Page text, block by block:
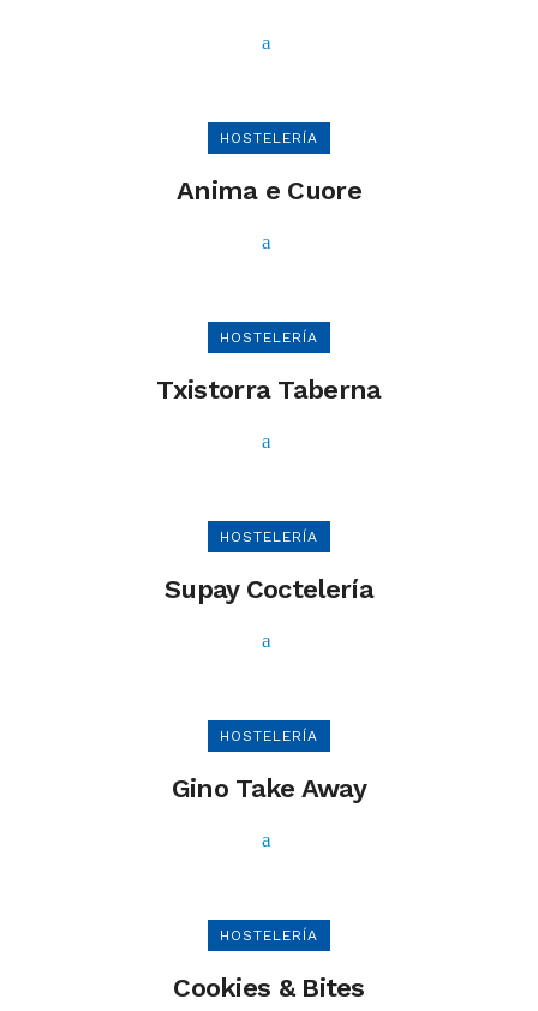
HOSTELERÍA
Anima e Cuore
HOSTELERÍA
Txistorra Taberna
HOSTELERÍA
Supay Coctelería
HOSTELERÍA
Gino Take Away
HOSTELERÍA
Cookies & Bites